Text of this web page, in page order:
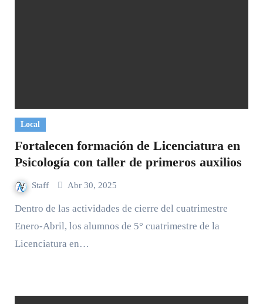
Local
Fortalecen formación de Licenciatura en
Psicología con taller de primeros auxilios
Staff Abr 30, 2025
Dentro de las actividades de cierre del cuatrimestre
Enero-Abril, los alumnos de 5° cuatrimestre de la
Licenciatura en…